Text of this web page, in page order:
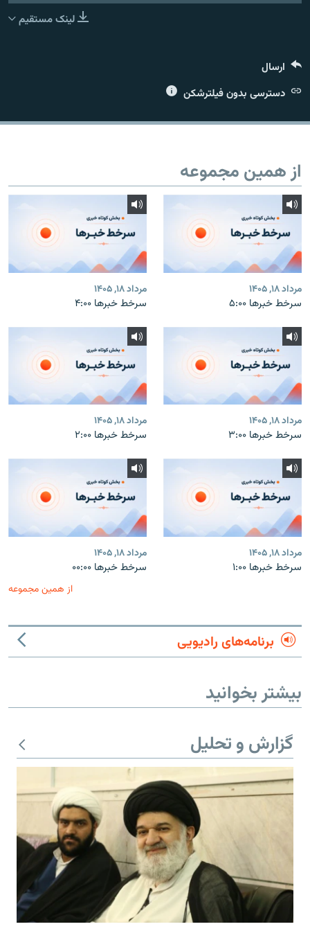
لینک مستقیم
ارسال
دسترسی بدون فیلترشکن
از همین مجموعه
مرداد ۱۸, ۱۴۰۵
سرخط خبرها ۵:۰۰
مرداد ۱۸, ۱۴۰۵
سرخط خبرها ۴:۰۰
مرداد ۱۸, ۱۴۰۵
سرخط خبرها ۳:۰۰
مرداد ۱۸, ۱۴۰۵
سرخط خبرها ۲:۰۰
مرداد ۱۸, ۱۴۰۵
سرخط خبرها ۱:۰۰
مرداد ۱۸, ۱۴۰۵
سرخط خبرها ۰۰:۰۰
از همین مجموعه
برنامه‌های رادیویی
بیشتر بخوانید
گزارش و تحلیل